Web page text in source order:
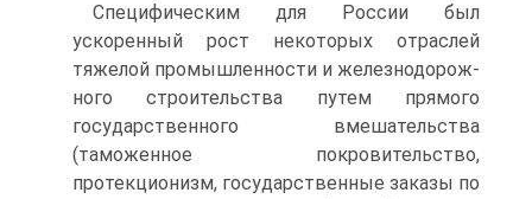
Специфическим для России был
ускоренный рост неко­торых отраслей
тяжелой промышленности и железнодорож­
ного строительства путем прямого
государственного вмеша­тельства
(таможенное покровительство,
протекционизм, госу­дарственные заказы по